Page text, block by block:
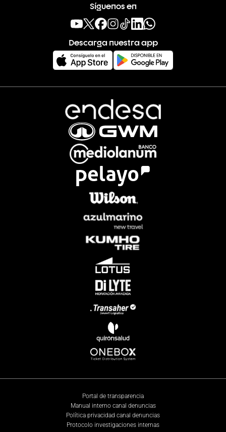
Síguenos en
Descarga nuestra app
Portal de transparencia
Manual interno canal denuncias
Política privacidad canal denuncias
Protocolo investigaciones internas